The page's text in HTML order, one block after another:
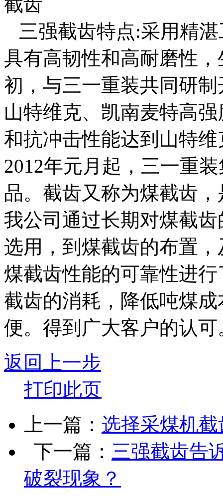
三强截齿特点:采用精
具有高韧性和高耐磨性
初，与三一重装共同研
山特维克、凯南麦特高
和抗冲击性能达到山特
2012年元月起，三一重
品。截齿又称为煤截齿
我公司通过长期对煤截
选用，到煤截齿的布置，
煤截齿性能的可靠性进
截齿的消耗，降低吨煤
便。得到广大客户的认可
返回上一步
打印此页
上一篇： 选择采煤机
下一篇： 三强截齿告
破裂现象？